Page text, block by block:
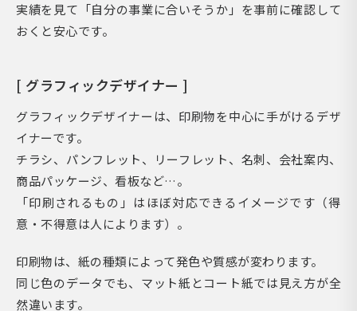
実績を見て「自分の事業に合いそうか」を事前に確認して
おくと安心です。
[ グラフィックデザイナー ]
グラフィックデザイナーは、印刷物を中心に手がけるデザ
イナーです。
チラシ、パンフレット、リーフレット、名刺、会社案内、
商品パッケージ、看板など…。
「印刷されるもの」はほぼ対応できるイメージです（得
意・不得意は人によります）。
印刷物は、紙の種類によって発色や質感が変わります。
同じ色のデータでも、マット紙とコート紙では見え方が全
然違います。